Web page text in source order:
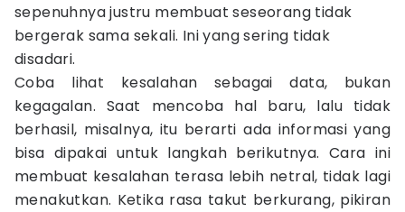
sepenuhnya justru membuat seseorang tidak
bergerak sama sekali. Ini yang sering tidak
disadari.
Coba lihat kesalahan sebagai data, bukan
kegagalan. Saat mencoba hal baru, lalu tidak
berhasil, misalnya, itu berarti ada informasi yang
bisa dipakai untuk langkah berikutnya. Cara ini
membuat kesalahan terasa lebih netral, tidak lagi
menakutkan. Ketika rasa takut berkurang, pikiran